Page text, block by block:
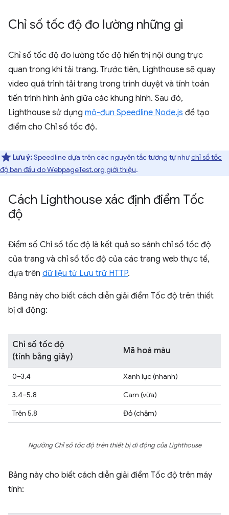
Chỉ số tốc độ đo lường những gì
Chỉ số tốc độ đo lường tốc độ hiển thị nội dung trực
quan trong khi tải trang. Trước tiên, Lighthouse sẽ quay
video quá trình tải trang trong trình duyệt và tính toán
tiến trình hình ảnh giữa các khung hình. Sau đó,
Lighthouse sử dụng mô-đun Speedline Node.js để tạo
điểm cho Chỉ số tốc độ.
Lưu ý:Speedline dựa trên các nguyên tắc tương tự nhưchỉ số tốc
độ ban đầu do WebpageTest.org giới thiệu.
Cách Lighthouse xác định điểm Tốc
độ
Điểm số Chỉ số tốc độ là kết quả so sánh chỉ số tốc độ
của trang và chỉ số tốc độ của các trang web thực tế,
dựa trên dữ liệu từ Lưu trữ HTTP.
Bảng này cho biết cách diễn giải điểm Tốc độ trên thiết
bị di động:
Chỉ số tốc độ
(tính bằng giây)
Mã hoá màu
0–3,4
Xanh lục (nhanh)
3.4–5.8
Cam (vừa)
Trên 5,8
Đỏ (chậm)
Ngưỡng Chỉ số tốc độ trên thiết bị di động của Lighthouse
Bảng này cho biết cách diễn giải điểm Tốc độ trên máy
tính: